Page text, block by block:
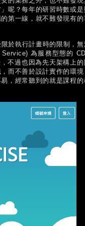
呢？每年的研習時數或是
第一線，就不難發現有的
於執行計畫時的限制，無
為服務型態的
不過也因為先天架構上的
而不善於設計實作的環境
，經常聽到的就是課程的